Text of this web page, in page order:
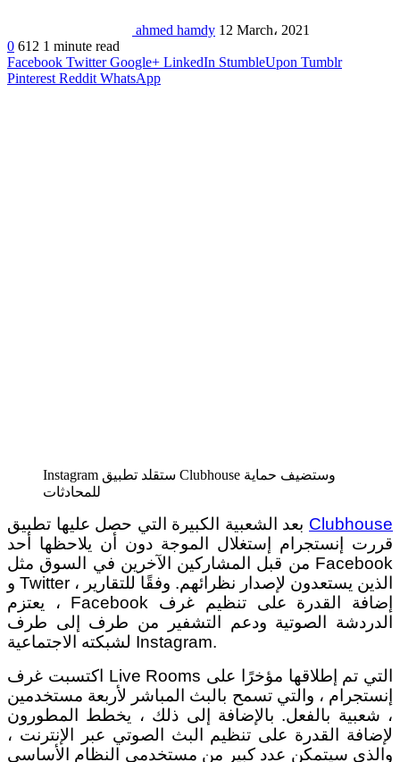
ahmed hamdy 12 March، 2021
0 612 1 minute read
Facebook Twitter Google+ LinkedIn StumbleUpon Tumblr
Pinterest Reddit WhatsApp
Instagram ستقلد تطبيق Clubhouse وستضيف حماية
للمحادثات
Clubhouse
قررت إنستجرام إستغلال الموجة دون أن يلاحظها أحد
من قبل المشاركين الآخرين في السوق مثل Facebook
و Twitter ، الذين يستعدون لإصدار نظرائهم. وفقًا للتقارير
، يعتزم Facebook إضافة القدرة على تنظيم غرف
الدردشة الصوتية ودعم التشفير من طرف إلى طرف
لشبكته الاجتماعية Instagram.
اكتسبت غرف Live Rooms التي تم إطلاقها مؤخرًا على
إنستجرام ، والتي تسمح بالبث المباشر لأربعة مستخدمين
، شعبية بالفعل. بالإضافة إلى ذلك ، يخطط المطورون
لإضافة القدرة على تنظيم البث الصوتي عبر الإنترنت ،
والذي سيتمكن عدد كبير من مستخدمي النظام الأساسي